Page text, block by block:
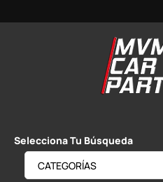
Selecciona Tu Búsqueda